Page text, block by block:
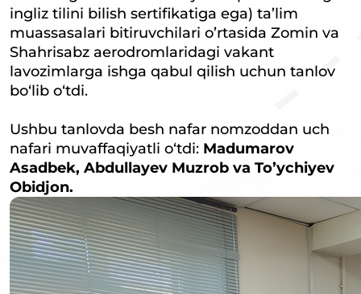
ingliz tilini bilish sertifikatiga ega) ta’lim
muassasalari bitiruvchilari o’rtasida Zomin va
Shahrisabz aerodromlaridagi vakant
lavozimlarga ishga qabul qilish uchun tanlov
bo‘lib o‘tdi.
Ushbu tanlovda besh nafar nomzoddan uch
nafari muvaffaqiyatli o‘tdi: Madumarov
Asadbek, Abdullayev Muzrob va Toʼychiyev
Obidjon.